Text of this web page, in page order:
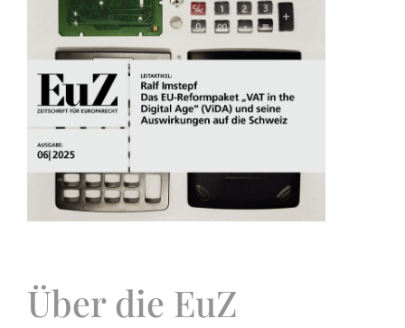
Über die EuZ